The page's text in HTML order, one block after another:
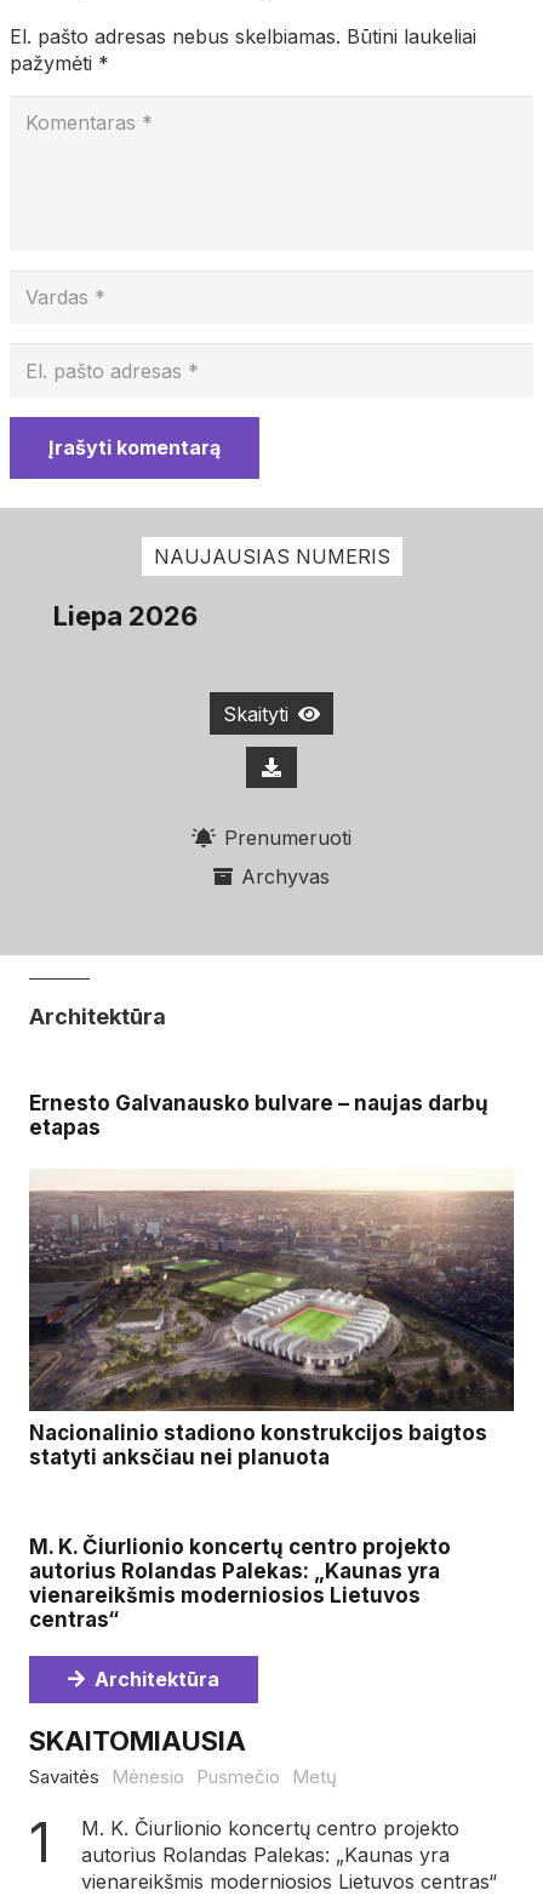
El. pašto adresas nebus skelbiamas. Būtini laukeliai
pažymėti *
Įrašyti komentarą
NAUJAUSIAS NUMERIS
Liepa 2026
Skaityti
Prenumeruoti
Archyvas
Architektūra
Ernesto Galvanausko bulvare – naujas darbų
etapas
Nacionalinio stadiono konstrukcijos baigtos
statyti anksčiau nei planuota
M. K. Čiurlionio koncertų centro projekto
autorius Rolandas Palekas: „Kaunas yra
vienareikšmis moderniosios Lietuvos
centras“
Architektūra
SKAITOMIAUSIA
Savaitės Mėnesio Pusmečio Metų
M. K. Čiurlionio koncertų centro projekto
autorius Rolandas Palekas: „Kaunas yra
vienareikšmis moderniosios Lietuvos centras“